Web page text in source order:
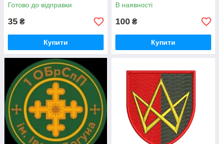
Готово до відправки
35 ₴
Купити
В наявності
100 ₴
Купити